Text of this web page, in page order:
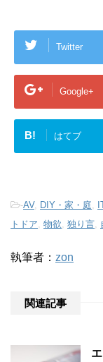
Twitter
Google+
B! はてブ
-AV, DIY・家・庭
トドア 物欲 独り言
執筆者： zon
関連記事